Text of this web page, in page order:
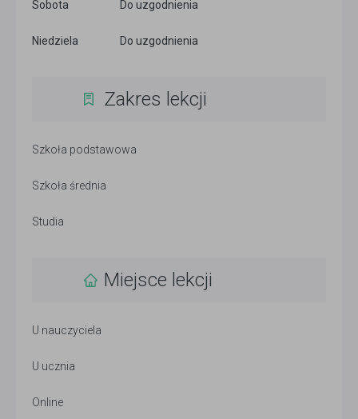
Sobota Do uzgodnienia
Niedziela Do uzgodnienia
Zakres lekcji
Szkoła podstawowa
Szkoła średnia
Studia
Miejsce lekcji
U nauczyciela
U ucznia
Online